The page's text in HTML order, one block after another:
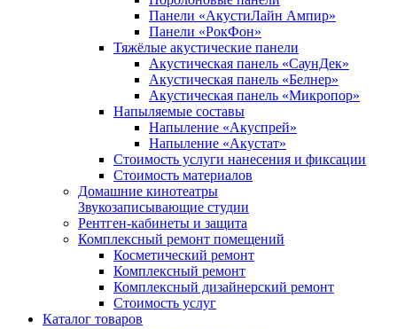
Панели «АкустиЛайн Ампир»
Панели «РокФон»
Тяжёлые акустические панели
Акустическая панель «СаунДек»
Акустическая панель «Белнер»
Акустическая панель «Микропор»
Напыляемые составы
Напыление «Акуспрей»
Напыление «Акустат»
Стоимость услуги нанесения и фиксации
Стоимость материалов
Домашние кинотеатры
Звукозаписывающие студии
Рентген-кабинеты и защита
Комплексный ремонт помещений
Косметический ремонт
Комплексный ремонт
Комплексный дизайнерский ремонт
Стоимость услуг
Каталог товаров